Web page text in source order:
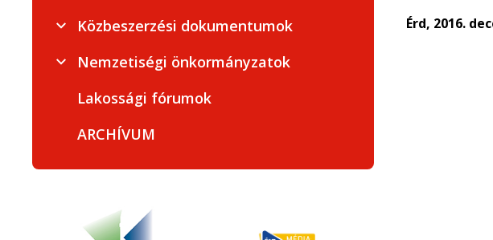
Érd, 2016.
Közbeszerzési dokumentumok
Nemzetiségi önkormányzatok
Lakossági fórumok
ARCHÍVUM